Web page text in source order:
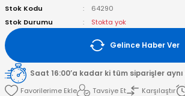
Stok Kodu
64290
Stok Durumu
Stokta yok
Gelince Haber Ver
Saat 16:00’a kadar ki tüm siparişler
Tavsiye Et
Karşılaştır
Kamışlar